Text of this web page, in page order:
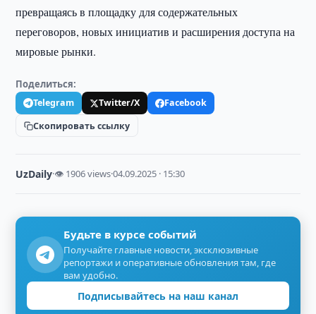
превращаясь в площадку для содержательных
переговоров, новых инициатив и расширения доступа на
мировые рынки.
Поделиться:
Telegram Twitter/X
Facebook
Скопировать ссылку
UzDaily·👁 1906 views·04.09.2025 · 15:30
Будьте в курсе событий
Получайте главные новости, эксклюзивные
репортажи и оперативные обновления там, где
вам удобно.
Подписывайтесь на наш канал